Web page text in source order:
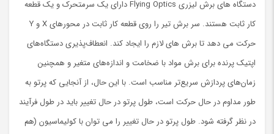
دستگاه های برش لیزری Flying Optics دارای یک سرمتحرک و یک قطعه
کار ثابت هستند. سر برش تیر را روی قطعه کار ثابت در محورهای X و Y
حرکت می دهد تا برش های لازم را ایجاد کند. انعطاف‌پذیری دستگاه‌های
اپتیک پرنده برای برش مواد با ضخامت و اندازه‌های متغیر و همچنین
زمان‌های پردازش سریع‌تر مناسب است. با این حال، از آنجایی که پرتو به
طور مداوم در حال حرکت است، طول پرتو در حال تغییر باید در طول فرآیند
در نظر گرفته شود. طول پرتو در حال تغییر را می توان با کولیماسیون (هم